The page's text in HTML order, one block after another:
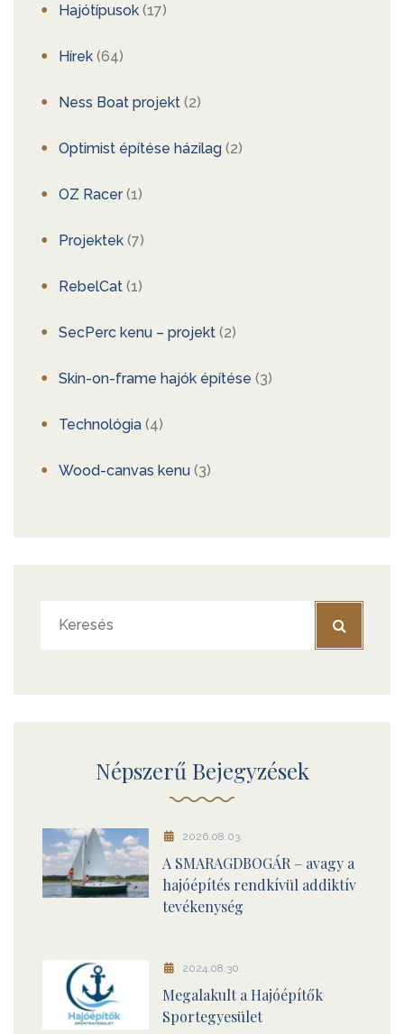
Hajótípusok (17)
Hírek (64)
Ness Boat projekt (2)
Optimist építése házilag (2)
OZ Racer(1)
Projektek (7)
RebelCat (1)
SecPerc kenu – projekt (2)
Skin-on-frame hajók építése (3)
Technológia (4)
Wood-canvas kenu (3)
Népszerű Bejegyzések
2026.08.03.
A SMARAGDBOGÁR – avagy a
hajóépítés rendkívül addiktív
tevékenység
2024.08.30.
Megalakult a Hajóépítők
Sportegyesület